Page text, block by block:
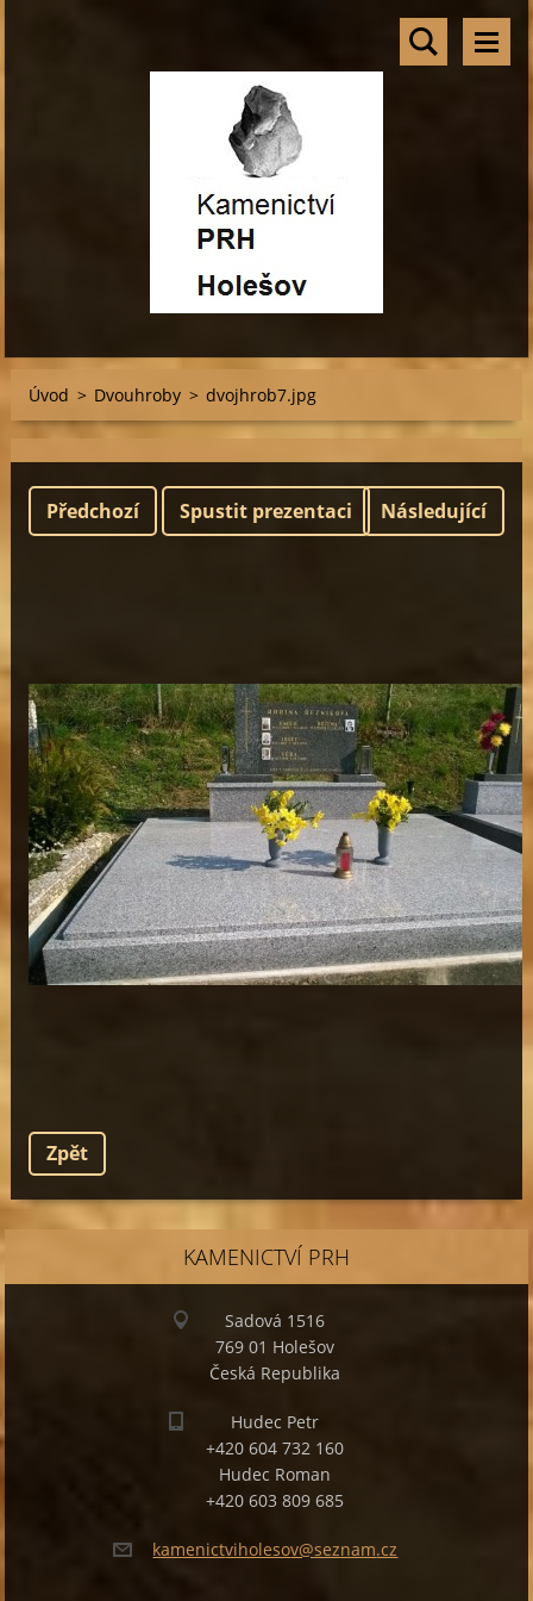
Úvod > Dvouhroby > dvojhrob7.jpg
Předchozí Spustit prezentaci Následující
Zpět
KAMENICTVÍ PRH
Sadová 1516
769 01 Holešov
Česká Republika
Hudec Petr
+420 604 732 160
Hudec Roman
+420 603 809 685
kamenictviholesov@seznam.cz